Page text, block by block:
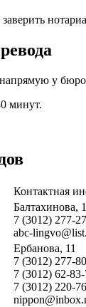
у бюро
минут.
Контактная
Балтахинова,
7 (3012) 277-
abc-
Ербанова, 11
7 (3012) 277-
7 (3012) 62-
7 (3012) 220-